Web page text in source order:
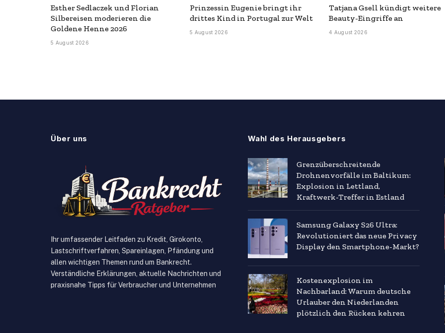
Esther Sedlaczek und Florian
Silbereisen moderieren die
Goldene Henne 2026
5 August 2026
Prinzessin Eugenie bringt ihr
drittes Kind in Portugal zur Welt
5 August 2026
Tatjana Gsell kündigt weitere
Beauty-Eingriffe an
4 August 2026
Über uns
Ihr umfassender Leitfaden zu Kredit, Girokonto,
Lastschriftverfahren, Spareinlagen, Pfändung und
allen wichtigen Themen rund um Bankrecht.
Verständliche Erklärungen, aktuelle Nachrichten und
praxisnahe Tipps für Verbraucher und Unternehmen
Wahl des Herausgebers
Grenzüberschreitende
Drohnenvorfälle im Baltikum:
Explosion in Lettland,
Kraftwerk-Treffer in Estland
Samsung Galaxy S26 Ultra:
Revolutioniert das neue Privacy
Display den Smartphone-Markt?
Kostenexplosion im
Nachbarland: Warum deutsche
Urlauber den Niederlanden
plötzlich den Rücken kehren